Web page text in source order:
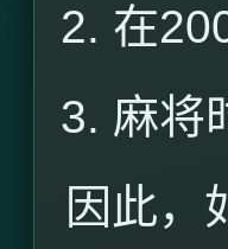
在
麻将
因此，